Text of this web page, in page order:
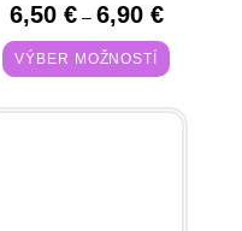
6,50 € – 6,90 €
VÝBER MOŽNOSTÍ